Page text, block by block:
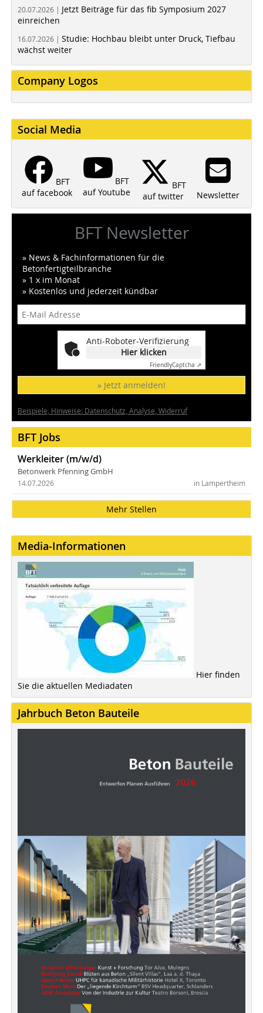
20.07.2026 | Jetzt Beiträge für das fib Symposium 2027
einreichen
16.07.2026 | Studie: Hochbau bleibt unter Druck, Tiefbau
wächst weiter
Company Logos
Social Media
BFT
auf facebook
BFT
auf Youtube
BFT
auf twitter
Newsletter
BFT Newsletter
» News & Fachinformationen für die
Betonfertigteilbranche
» 1 x im Monat
» Kostenlos und jederzeit kündbar
Anti-Roboter-Verifizierung
Hier klicken
FriendlyCaptcha ⇗
» Jetzt anmelden!
Beispiele, Hinweise: Datenschutz, Analyse, Widerruf
BFT Jobs
Werkleiter (m/w/d)
Betonwerk Pfenning GmbH
in Lampertheim
14.07.2026
Mehr Stellen
Media-Informationen
Hier finden
Sie die aktuellen Mediadaten
Jahrbuch Beton Bauteile